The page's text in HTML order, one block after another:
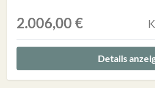
2.006,00 €
Details